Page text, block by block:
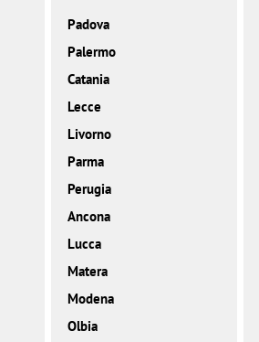
Padova
Palermo
Catania
Lecce
Livorno
Parma
Perugia
Ancona
Lucca
Matera
Modena
Olbia